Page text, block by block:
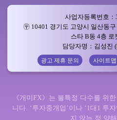
사업자등록번호：
〶 10401 경기도 고양시 일산동
스타 B동 4층 로
담당자명：김성진
광고 제휴 문의 사이트맵
《개미FX》는 불특정 다수를 위
니다. ‘투자중개업’이나 ‘1대1 투
지 않는 점 양